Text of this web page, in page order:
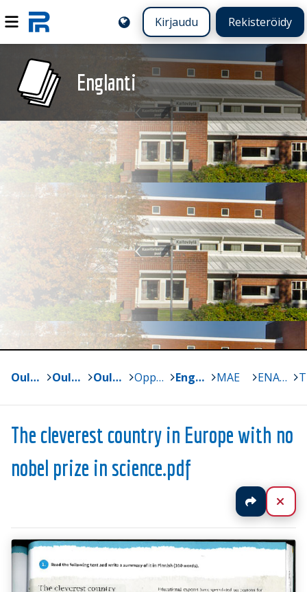
Kirjaudu Rekisteröidy
Englanti
Oulun yliopisto Oulun normaalikoulun lukio ja perusasteen vs. 7-9 Oulun normaalikoulun lukio Oppiaineet Englanti MAE ENA 5.3_jakso3_2023-24
The cleverest country in Europe with no
nobel prize in science.pdf
Jaa